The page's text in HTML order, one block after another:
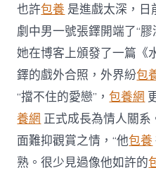
也許包養 是進戲太深，日
劇中男一號張鐸開端了“
她在博客上頒發了一篇《
鐸的戲外合照，外界紛包
“擋不住的愛戀”，包養網
養網 正式成長為情人關
面難抑觀賞之情，“他包養
熟。很少見過像他如許的